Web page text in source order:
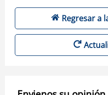
Regresar a